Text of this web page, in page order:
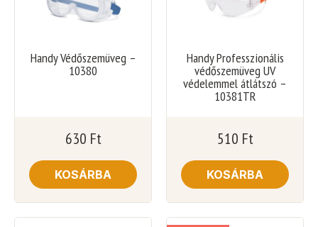
Handy Védőszemüveg –
10380
630 Ft
KOSÁRBA
Handy Professzionális
védőszemüveg UV
védelemmel átlátszó –
10381TR
510 Ft
KOSÁRBA